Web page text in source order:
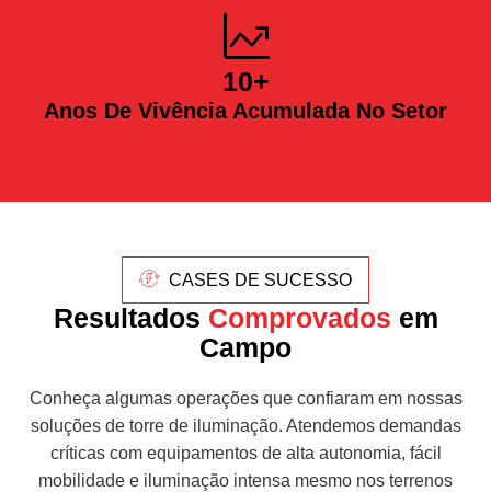
Anos De Vivência Acumulada No Setor
10+
CASES DE SUCESSO
Resultados Comprovados em
Campo
Conheça algumas operações que confiaram em nossas
soluções de torre de iluminação. Atendemos demandas
críticas com equipamentos de alta autonomia, fácil
mobilidade e iluminação intensa mesmo nos terrenos